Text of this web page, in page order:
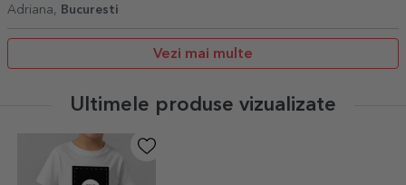
Adriana,
Bucuresti
Vezi mai multe
Ultimele produse vizualizate